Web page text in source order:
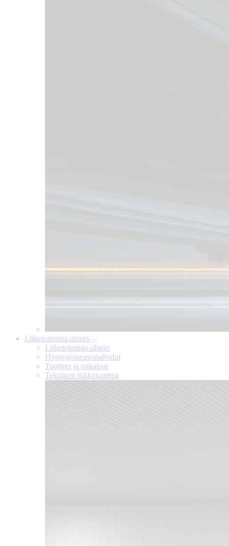
Liiketoiminta-alueet
Liiketoiminta-alueet
Hyötyajoneuvopalvelut
Tuotteet ja ratkaisut
Tekninen tukkukauppa